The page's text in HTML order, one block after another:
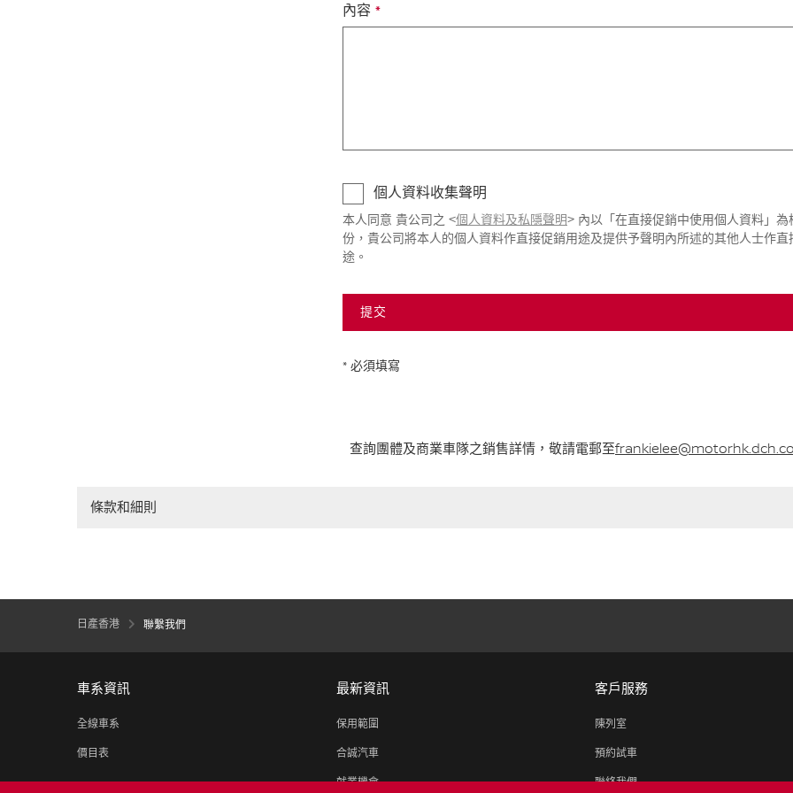
內容
個人資料收集聲明
本人同意 貴公司之 <個人資料及私隱聲明> 內以「在直接促銷中使用個人資料」為
份，貴公司將本人的個人資料作直接促銷用途及提供予聲明內所述的其他人士作直
途。
提交
* 必須填寫
查詢團體及商業車隊之銷售詳情，敬請電郵至
條款和細則
日產香港 聯繫我們
車系資訊
全線車系
價目表
最新資訊
保用範圍
合誠汽車
就業機會
客戶服務
陳列室
預約試車
聯絡我們